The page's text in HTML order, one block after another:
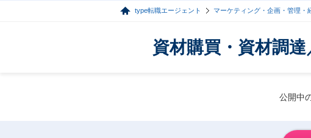
type転職エージェント マーケティング・企画・管理・
資材購買・資材調
公開中